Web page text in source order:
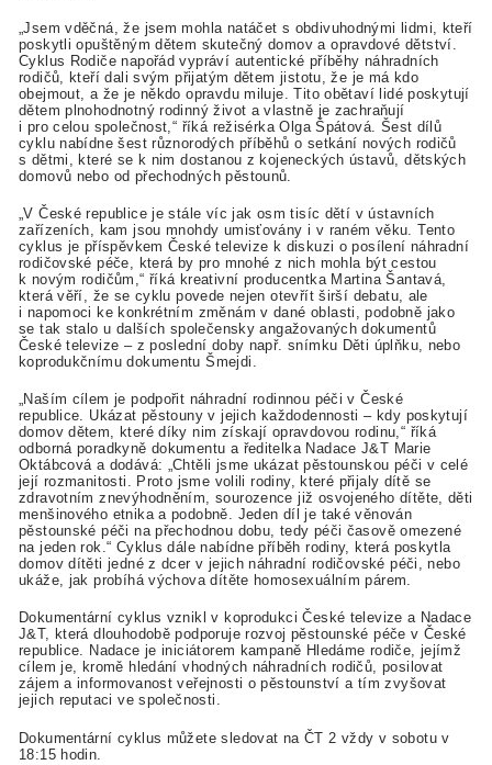
„Jsem vděčná, že jsem mohla natáčet s obdivuhodnými lidmi, kteří
poskytli opuštěným dětem skutečný domov a opravdové dětství.
Cyklus Rodiče napořád vypráví autentické příběhy náhradních
rodičů, kteří dali svým přijatým dětem jistotu, že je má kdo
obejmout, a že je někdo opravdu miluje. Tito obětaví lidé poskytují
dětem plnohodnotný rodinný život a vlastně je zachraňují
i pro celou společnost,“ říká režisérka Olga Špátová. Šest dílů
cyklu nabídne šest různorodých příběhů o setkání nových rodičů
s dětmi, které se k nim dostanou z kojeneckých ústavů, dětských
domovů nebo od přechodných pěstounů.
„V České republice je stále víc jak osm tisíc dětí v ústavních
zařízeních, kam jsou mnohdy umisťovány i v raném věku. Tento
cyklus je příspěvkem České televize k diskuzi o posílení náhradní
rodičovské péče, která by pro mnohé z nich mohla být cestou
k novým rodičům,“ říká kreativní producentka Martina Šantavá,
která věří, že se cyklu povede nejen otevřít širší debatu, ale
i napomoci ke konkrétním změnám v dané oblasti, podobně jako
se tak stalo u dalších společensky angažovaných dokumentů
České televize – z poslední doby např. snímku Děti úplňku, nebo
koprodukčnímu dokumentu Šmejdi.
„Naším cílem je podpořit náhradní rodinnou péči v České
republice. Ukázat pěstouny v jejich každodennosti – kdy poskytují
domov dětem, které díky nim získají opravdovou rodinu,“ říká
odborná poradkyně dokumentu a ředitelka Nadace J&T Marie
Oktábcová a dodává: „Chtěli jsme ukázat pěstounskou péči v celé
její rozmanitosti. Proto jsme volili rodiny, které přijaly dítě se
zdravotním znevýhodněním, sourozence již osvojeného dítěte, děti
menšinového etnika a podobně. Jeden díl je také věnován
pěstounské péči na přechodnou dobu, tedy péči časově omezené
na jeden rok.“ Cyklus dále nabídne příběh rodiny, která poskytla
domov dítěti jedné z dcer v jejich náhradní rodičovské péči, nebo
ukáže, jak probíhá výchova dítěte homosexuálním párem.
Dokumentární cyklus vznikl v koprodukci České televize a Nadace
J&T, která dlouhodobě podporuje rozvoj pěstounské péče v České
republice. Nadace je iniciátorem kampaně Hledáme rodiče, jejímž
cílem je, kromě hledání vhodných náhradních rodičů, posilovat
zájem a informovanost veřejnosti o pěstounství a tím zvyšovat
jejich reputaci ve společnosti.
Dokumentární cyklus můžete sledovat na ČT 2 vždy v sobotu v
18:15 hodin.